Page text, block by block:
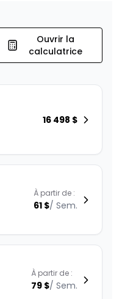
Ouvrir la
calculatrice
16 498 $
À partir de :
61 $/ Sem.
À partir de :
79 $/ Sem.